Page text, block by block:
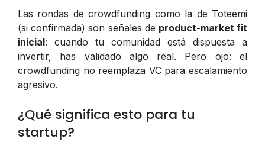
Las rondas de crowdfunding como la de Toteemi
(si confirmada) son señales de product-market fit
inicial: cuando tu comunidad está dispuesta a
invertir, has validado algo real. Pero ojo: el
crowdfunding no reemplaza VC para escalamiento
agresivo.
¿Qué significa esto para tu
startup?